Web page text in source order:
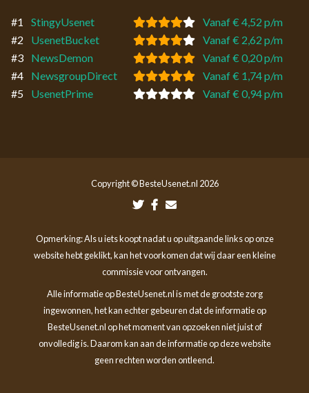
#1 StingyUsenet
Vanaf € 4,52 p/m
#2
UsenetBucket
Vanaf € 2,62 p/m
#3
NewsDemon
Vanaf € 0,20 p/m
#4
NewsgroupDirect
Vanaf € 1,74 p/m
#5
UsenetPrime Vanaf € 0,94 p/m
Copyright © BesteUsenet.nl 2026
Opmerking: Als u iets koopt nadat u op uitgaande links op onze
website hebt geklikt, kan het voorkomen dat wij daar een kleine
commissie voor ontvangen.
Alle informatie op BesteUsenet.nl is met de grootste zorg
ingewonnen, het kan echter gebeuren dat de informatie op
BesteUsenet.nl op het moment van opzoeken niet juist of
onvolledig is. Daarom kan aan de informatie op deze website
geen rechten worden ontleend.